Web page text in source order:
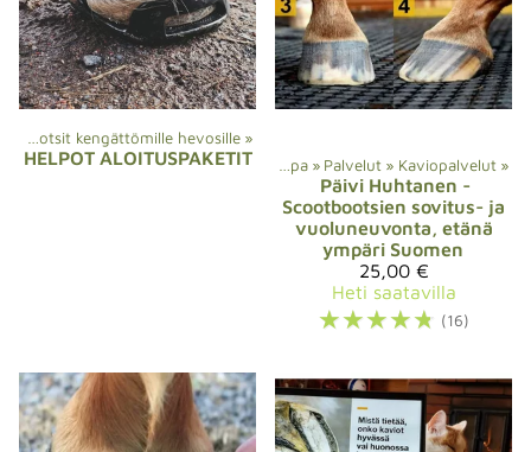
Scootbootsit kengättömille hevosille ‪»
HELPOT ALOITUSPAKETIT ‪» Palvelut ‪» Kaviopalvelut ‪»
Päivi Huhtanen -
Scootbootsien sovitus- ja
vuoluneuvonta, etänä
ympäri Suomen
25,00 €
Heti saatavilla
☆☆☆☆☆ (16)